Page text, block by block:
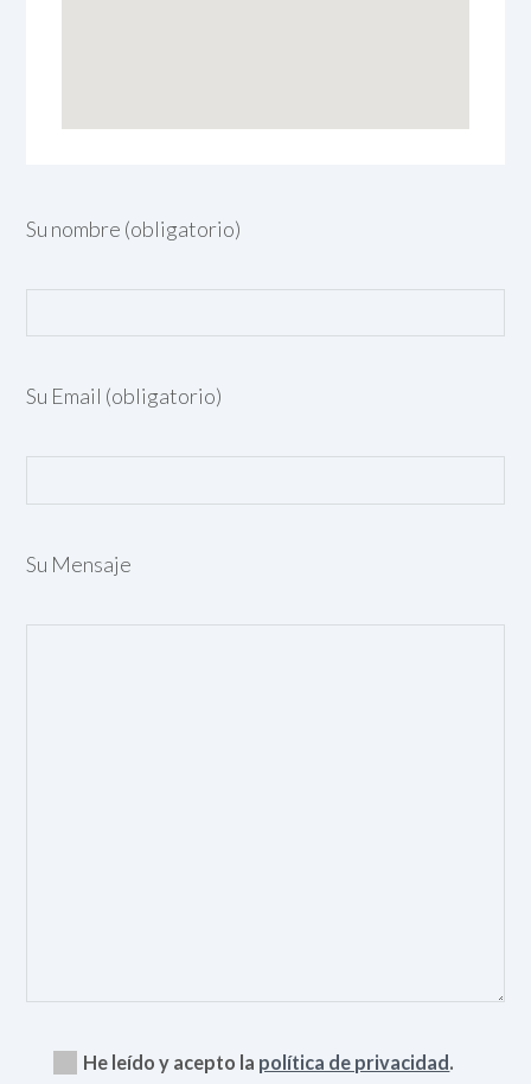
Su nombre (obligatorio)
Su Email (obligatorio)
Su Mensaje
He leído y acepto la política de privacidad.